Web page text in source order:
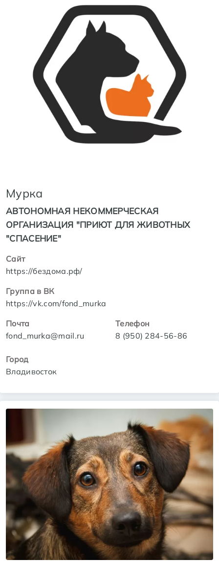
Мурка
АВТОНОМНАЯ НЕКОММЕРЧЕСКАЯ
ОРГАНИЗАЦИЯ "ПРИЮТ ДЛЯ ЖИВОТНЫХ
"СПАСЕНИЕ"
Сайт
https://бездома.рф/
Группа в ВК
https://vk.com/fond_murka
Почта
fond_murka@mail.ru
Телефон
8 (950) 284-56-86
Город
Владивосток